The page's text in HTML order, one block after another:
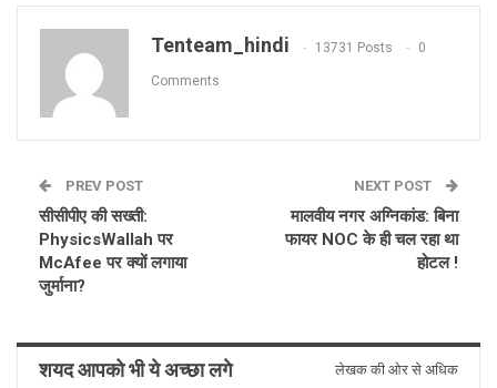
Tenteam_hindi 13731 Posts 0
Comments
PREV POST
सीसीपीए की सख्ती:
PhysicsWallah पर
McAfee पर क्यों लगाया
जुर्माना?
NEXT POST
मालवीय नगर अग्निकांड: बिना
फायर NOC के ही चल रहा था
होटल !
शयद आपको भी ये अच्छा लगे लेखक की ओर से अधिक